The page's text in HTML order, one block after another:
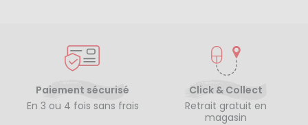
Paiement sécurisé
En 3 ou 4 fois sans frais
Click & Collect
Retrait gratuit en
magasin